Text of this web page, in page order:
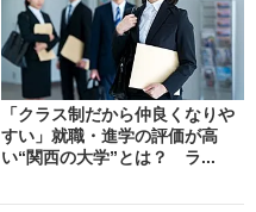
「クラス制だから仲良くなりや
すい」就職・進学の評価が高
い“関西の大学”とは？ ラ...